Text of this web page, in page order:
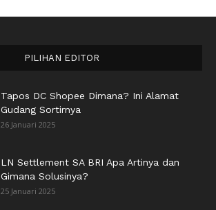
PILIHAN EDITOR
Tapos DC Shopee Dimana? Ini Alamat
Gudang Sortirnya
26 Januari 2025
LN Settlement SA BRI Apa Artinya dan
Gimana Solusinya?
25 Januari 2025